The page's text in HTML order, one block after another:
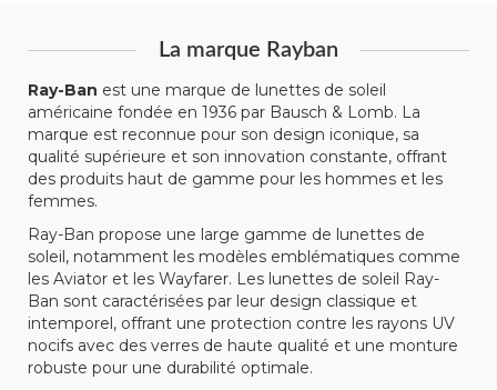
La marque Rayban
Ray-Ban est une marque de lunettes de soleil
américaine fondée en 1936 par Bausch & Lomb. La
marque est reconnue pour son design iconique, sa
qualité supérieure et son innovation constante, offrant
des produits haut de gamme pour les hommes et les
femmes.
Ray-Ban propose une large gamme de lunettes de
soleil, notamment les modèles emblématiques comme
les Aviator et les Wayfarer. Les lunettes de soleil Ray-
Ban sont caractérisées par leur design classique et
intemporel, offrant une protection contre les rayons UV
nocifs avec des verres de haute qualité et une monture
robuste pour une durabilité optimale.